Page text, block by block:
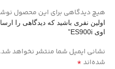
هیچ دیدگاهی برای این محصول
اولین نفری باشید که دیدگاهی را
اوی ES900i”
نشانی ایمیل شما منتشر نخواهد شد.
شده‌اند*